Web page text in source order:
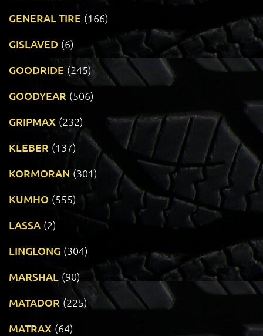
GENERAL TIRE (166)
GISLAVED (6)
GOODRIDE (245)
GOODYEAR (506)
GRIPMAX (232)
KLEBER (137)
KORMORAN (301)
KUMHO (555)
LASSA (2)
LINGLONG (304)
MARSHAL (90)
MATADOR (225)
MATRAX (64)